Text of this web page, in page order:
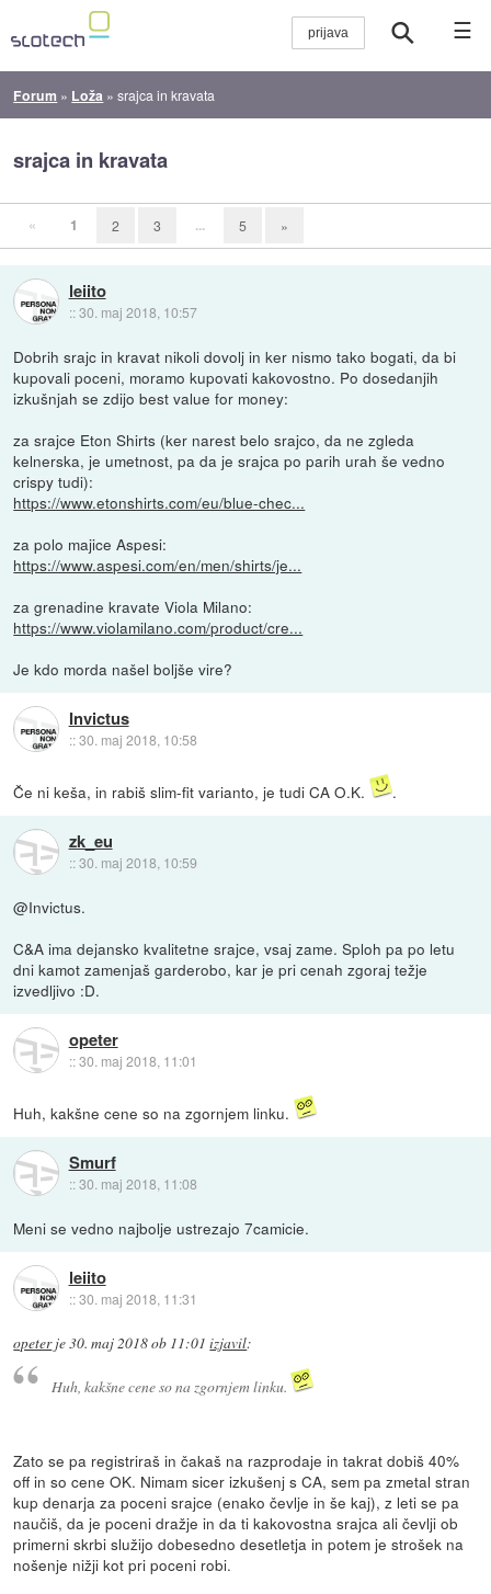
☰
Forum » Loža »srajca in kravata
srajca in kravata
« 1 2 3 ... 5 »
leiito
::30. maj 2018, 10:57
Dobrih srajc in kravat nikoli dovolj in ker nismo tako bogati, da bi
kupovali poceni, moramo kupovati kakovostno. Po dosedanjih
izkušnjah se zdijo best value for money:
za srajce Eton Shirts (ker narest belo srajco, da ne zgleda
kelnerska, je umetnost, pa da je srajca po parih urah še vedno
crispy tudi):
https://www.etonshirts.com/eu/blue-chec...
za polo majice Aspesi:
https://www.aspesi.com/en/men/shirts/je...
za grenadine kravate Viola Milano:
https://www.violamilano.com/product/cre...
Je kdo morda našel boljše vire?
Invictus
::30. maj 2018, 10:58
Če ni keša, in rabiš slim-fit varianto, je tudi CA O.K. .
zk_eu
::30. maj 2018, 10:59
@Invictus.
C&A ima dejansko kvalitetne srajce, vsaj zame. Sploh pa po letu
dni kamot zamenjaš garderobo, kar je pri cenah zgoraj težje
izvedljivo :D.
opeter
::30. maj 2018, 11:01
Huh, kakšne cene so na zgornjem linku.
Smurf
::30. maj 2018, 11:08
Meni se vedno najbolje ustrezajo 7camicie.
leiito
::30. maj 2018, 11:31
opeterje30. maj 2018 ob 11:01 izjavil:
Huh, kakšne cene so na zgornjem linku.
Zato se pa registriraš in čakaš na razprodaje in takrat dobiš 40%
off in so cene OK. Nimam sicer izkušenj s CA, sem pa zmetal stran
kup denarja za poceni srajce (enako čevlje in še kaj), z leti se pa
naučiš, da je poceni dražje in da ti kakovostna srajca ali čevlji ob
primerni skrbi služijo dobesedno desetletja in potem je strošek na
nošenje nižji kot pri poceni robi.